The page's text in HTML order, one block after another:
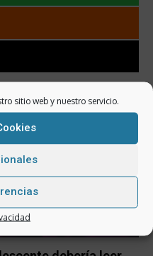
sitio web y nuestro servicio.